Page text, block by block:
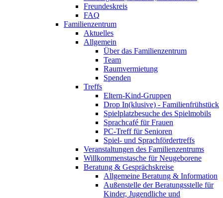
Freundeskreis
FAQ
Familienzentrum
Aktuelles
Allgemein
Über das Familienzentrum
Team
Raumvermietung
Spenden
Treffs
Eltern-Kind-Gruppen
Drop In(klusive) - Familienfrühstück
Spielplatzbesuche des Spielmobils
Sprachcafé für Frauen
PC-Treff für Senioren
Spiel- und Sprachfördertreffs
Veranstaltungen des Familienzentrums
Willkommenstasche für Neugeborene
Beratung & Gesprächskreise
Allgemeine Beratung & Information
Außenstelle der Beratungsstelle für
Kinder, Jugendliche und